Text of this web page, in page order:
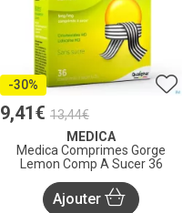
-30%
9,41 € 13,44€
MEDICA
Medica Comprimes Gorge
Lemon Comp A Sucer 36
Ajouter